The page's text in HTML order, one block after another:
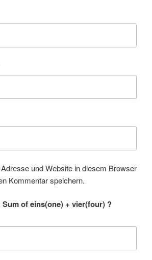
und Website in diesem Browser
Kommentar speichern.
of eins(one) + vier(four) ?